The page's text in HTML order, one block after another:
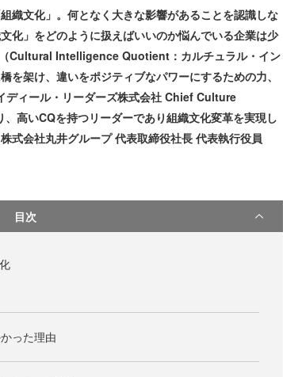
織文化」。何となく大きな影響があることを認識しな
化」をどのように扱えばいいのか悩んでいる企業は少
Cultural Intelligence Quotient：カルチュラル・イン
を架け、違いをポジティブなパワーにするための力、
ディール・リーダーズ株式会社 Chief Culture
高いCQを持つリーダーであり組織文化変革を実現し
式会社丸井グループ 代表取締役社長 代表執行役員
目次
った理由